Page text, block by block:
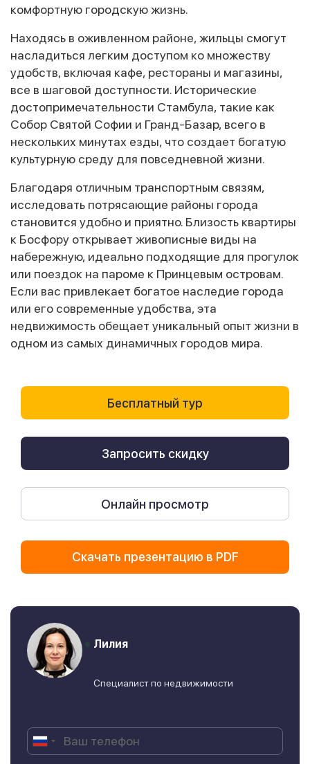
комфортную городскую жизнь.
Находясь в оживленном районе, жильцы смогут
насладиться легким доступом ко множеству
удобств, включая кафе, рестораны и магазины,
все в шаговой доступности. Исторические
достопримечательности Стамбула, такие как
Собор Святой Софии и Гранд-Базар, всего в
нескольких минутах езды, что создает богатую
культурную среду для повседневной жизни.
Благодаря отличным транспортным связям,
исследовать потрясающие районы города
становится удобно и приятно. Близость квартиры
к Босфору открывает живописные виды на
набережную, идеально подходящие для прогулок
или поездок на пароме к Принцевым островам.
Если вас привлекает богатое наследие города
или его современные удобства, эта
недвижимость обещает уникальный опыт жизни в
одном из самых динамичных городов мира.
Бесплатный тур
Запросить скидку
Онлайн просмотр
Скачать презентацию в PDF
Лилия
Специалист по недвижимости